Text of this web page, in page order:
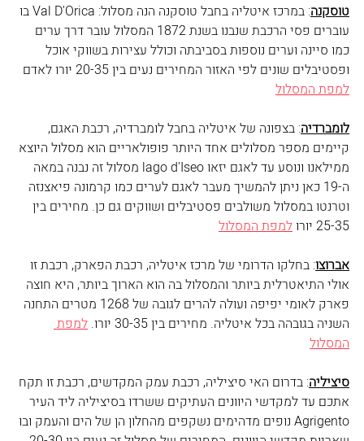
טוסקנה
: במרכז איטליה בחבל טוסקנה הנה מסלול: Val D'Orica בו
עוברים פסי הרכבת שנבנו בשנת 1872 המסלול עובר דרך ערים
כמו סיינה וערים נוספות בסביבתה וכולל עצירות בשווקי אוכל
ופסטיבלים שונים לפי האזור המחירים נעים בין 20-35 יורו לאדם
למפת המסלול
לומברדיה: בצפונה של איטליה בחבל לומברדיה, רכבת האגם,
קיימים מספר מסלולים אחד היותר פופולאריים הוא מסלול היוצא
ממילאנו ונוסע עד לאגם יזאו lago d'Iseo מסלול זה נבנה במאה
ה-19 כאן ניתן להמשיך מעבר לאגם לערים כמו קרמונה פיאצנזה
וטרנטו במסלול משולבים פסטיבלים ושווקים גם כן. מחירים בין
25-35 יורו
למפת המסלול
אברוצו: בחלקו הדרומי של מרכז איטליה, רכבת הפארק, רכבת זו
אולי התיאטרלית ביותר והמסלול בה הוא הארוך ביותר, היא חוצה
פארק לאומי יפיפה ועולה להרים לגובה של 1268 מטרים התחנה
השניה בגובהה בכל איטליה. מחירים בין 30-35 יורו.
למפת
המסלול
סיציליה: בדרום האי סיציליה, רכבת עמק המקדשים, רכבת זו תקח
אתכם עד למקדשי היוונים העתיקים ששרדו בסיציליה ליד העיר
Agrigento נופים מדהימים נשקפים מהחלון הן של הים והעמק ובו